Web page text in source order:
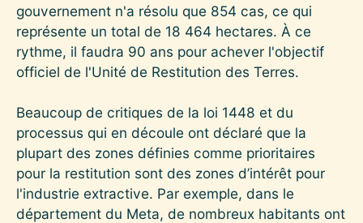
gouvernement n'a résolu que 854 cas, ce qui
représente un total de 18 464 hectares. À ce
rythme, il faudra 90 ans pour achever l'objectif
officiel de l'Unité de Restitution des Terres.
Beaucoup de critiques de la loi 1448 et du
processus qui en découle ont déclaré que la
plupart des zones définies comme prioritaires
pour la restitution sont des zones d’intérêt pour
l'industrie extractive. Par exemple, dans le
département du Meta, de nombreux habitants ont